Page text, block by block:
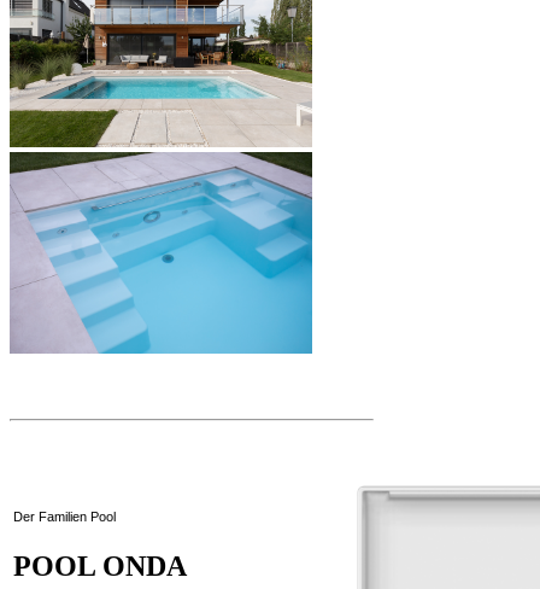
Der Familien Pool
POOL ONDA